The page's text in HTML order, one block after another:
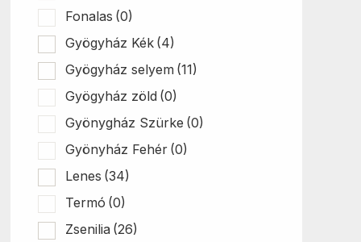
Fonalas (0)
Gyögyház Kék (4)
Gyögyház selyem (11)
Gyögyház zöld (0)
Gyönygház Szürke (0)
Gyönyház Fehér (0)
Lenes (34)
Termó (0)
Zsenilia (26)